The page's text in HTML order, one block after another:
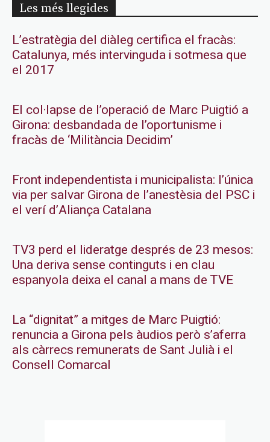
Les més llegides
L’estratègia del diàleg certifica el fracàs:
Catalunya, més intervinguda i sotmesa que
el 2017
El col·lapse de l’operació de Marc Puigtió a
Girona: desbandada de l’oportunisme i
fracàs de ‘Militància Decidim’
Front independentista i municipalista: l’única
via per salvar Girona de l’anestèsia del PSC i
el verí d’Aliança Catalana
TV3 perd el lideratge després de 23 mesos:
Una deriva sense continguts i en clau
espanyola deixa el canal a mans de TVE
La “dignitat” a mitges de Marc Puigtió:
renuncia a Girona pels àudios però s’aferra
als càrrecs remunerats de Sant Julià i el
Consell Comarcal